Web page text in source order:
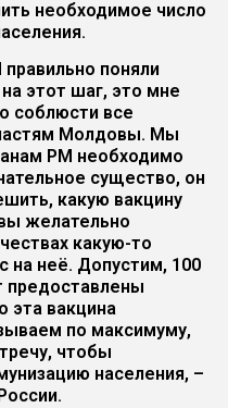
необходимое число
поняли
этот шаг, это мне
соблюсти все
Молдовы. Мы
РМ необходимо
существо, он
какую вакцину
желательно
какую-то
на неё. Допустим, 100
предоставлены
эта вакцина
по максимуму,
чтобы
населения, –